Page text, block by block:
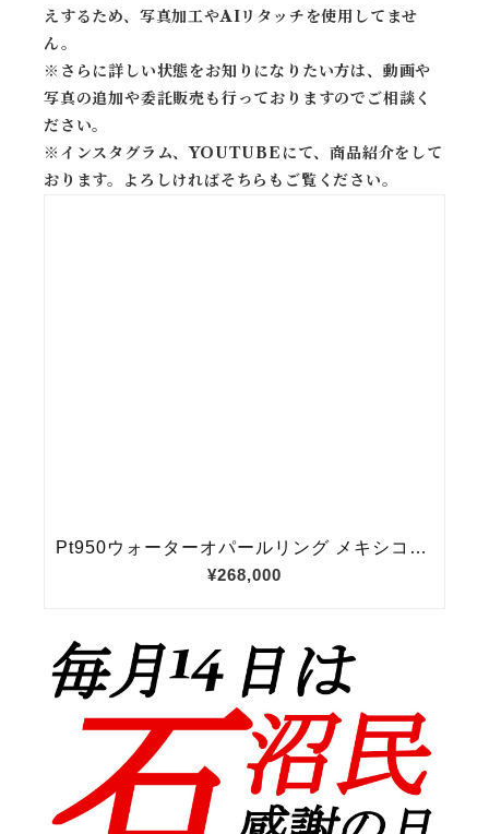
えするため、写真加工やAIリタッチを使用してませ
ん。
※ さらに詳しい状態をお知りになりたい方は、動画や
写真の追加や委託販売も行っておりますのでご相談く
ださい。
※ インスタグラム、YOUTUBEにて、商品紹介をして
おります。よろしければそちらもご覧ください。